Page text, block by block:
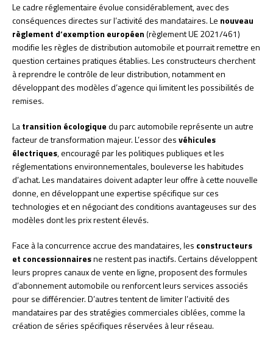
Le cadre réglementaire évolue considérablement, avec des
conséquences directes sur l’activité des mandataires. Le nouveau
règlement d’exemption européen(règlement UE 2021/461)
modifie les règles de distribution automobile et pourrait remettre en
question certaines pratiques établies. Les constructeurs cherchent
à reprendre le contrôle de leur distribution, notamment en
développant des modèles d’agence qui limitent les possibilités de
remises.
Latransition écologiquedu parc automobile représente un autre
facteur de transformation majeur. L’essor desvéhicules
électriques, encouragé par les politiques publiques et les
réglementations environnementales, bouleverse les habitudes
d’achat. Les mandataires doivent adapter leur offre à cette nouvelle
donne, en développant une expertise spécifique sur ces
technologies et en négociant des conditions avantageuses sur des
modèles dont les prix restent élevés.
Face à la concurrence accrue des mandataires, les constructeurs
et concessionnairesne restent pas inactifs. Certains développent
leurs propres canaux de vente en ligne, proposent des formules
d’abonnement automobile ou renforcent leurs services associés
pour se différencier. D’autres tentent de limiter l’activité des
mandataires par des stratégies commerciales ciblées, comme la
création de séries spécifiques réservées à leur réseau.